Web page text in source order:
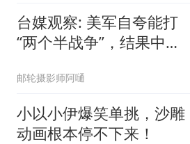
台媒观察: 美军自夸能打
“两个半战争”，结果中东
邮轮摄影师阿嗵
小以小伊爆笑单挑，沙雕
动画根本停不下来！